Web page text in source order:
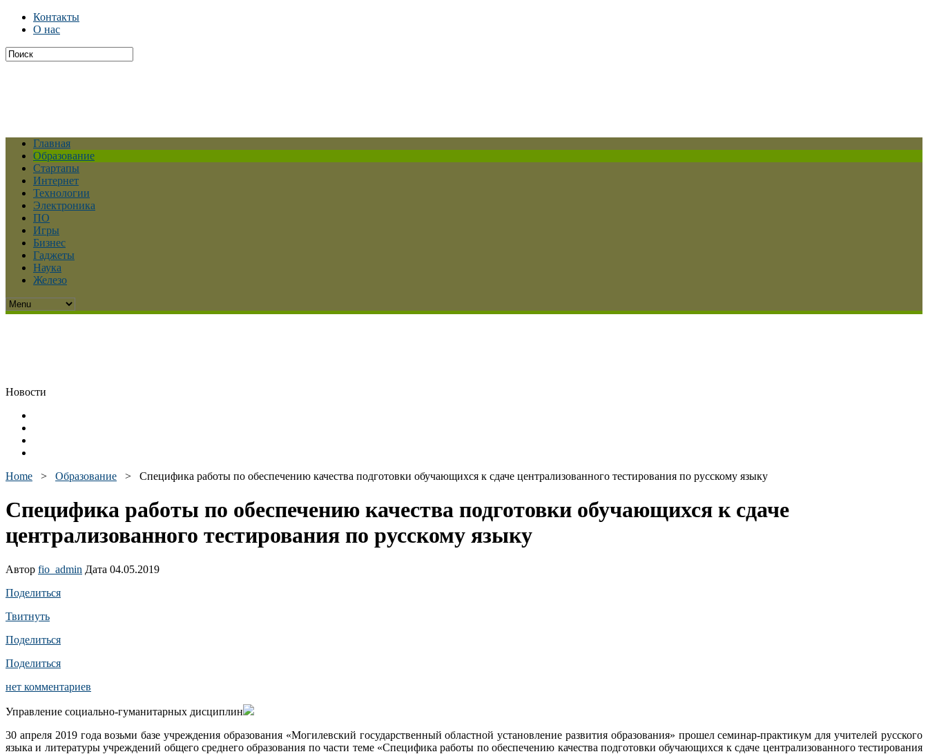
Контакты
О нас
Главная
Образование
Стартапы
Интернет
Технологии
Электроника
ПО
Игры
Бизнес
Гаджеты
Наука
Железо
Новости
Home > Образование > Специфика работы по обеспечению качества подготовки обучающихся к сдаче централизованного тестирования по русскому языку
Специфика работы по обеспечению качества подготовки обучающихся к сдаче
централизованного тестирования по русскому языку
Автор fio_admin Дата 04.05.2019
Поделиться
Твитнуть
Поделиться
Поделиться
нет комментариев
Управление социально-гуманитарных дисциплин
30 апреля 2019 года возьми базе учреждения образования «Могилевский государственный областной установление развития образования» прошел семинар-практикум для учителей русского
языка и литературы учреждений общего среднего образования по части теме «Специфика работы по обеспечению качества подготовки обучающихся к сдаче централизованного тестирования